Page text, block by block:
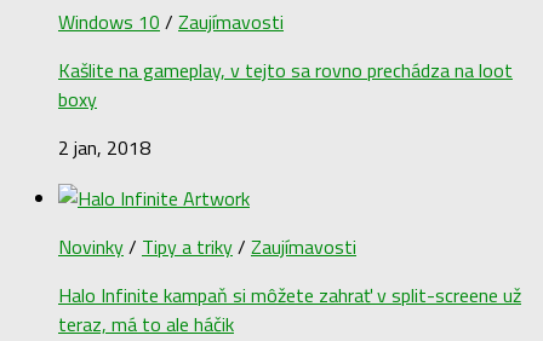
Windows 10 / Zaujímavosti
Kašlite na gameplay, v tejto sa rovno prechádza na loot
boxy
2 jan, 2018
Novinky/ Tipy a triky/ Zaujímavosti
Halo Infinite kampaň si môžete zahrať v split-screene už
teraz, má to ale háčik